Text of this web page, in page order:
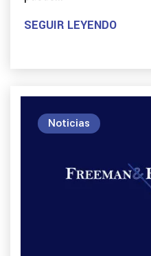
SEGUIR LEYENDO
Noticias